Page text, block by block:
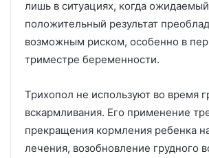
лишь в ситуациях, когда ожидаемый
положительный результат
возможным риском, особенно в
триместре беременности.
Трихопол не используют во время
вскармливания. Его применение
прекращения кормления ребенка
лечения, возобновление грудного